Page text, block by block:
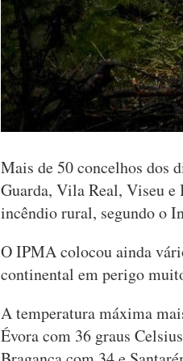
Mais de 50 concelhos dos
Guarda, Vila Real, Viseu e
incêndio rural, segundo o
O IPMA colocou ainda
continental em perigo
A temperatura máxima
Évora com 36 graus